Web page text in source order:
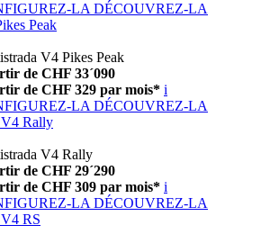
LA DÉCOUVREZ-LA
Peak
V4 Pikes Peak
de CHF 33´090
de CHF 329 par mois* i
LA DÉCOUVREZ-LA
V4 Rally
V4 Rally
de CHF 29´290
de CHF 309 par mois* i
LA DÉCOUVREZ-LA
V4 RS